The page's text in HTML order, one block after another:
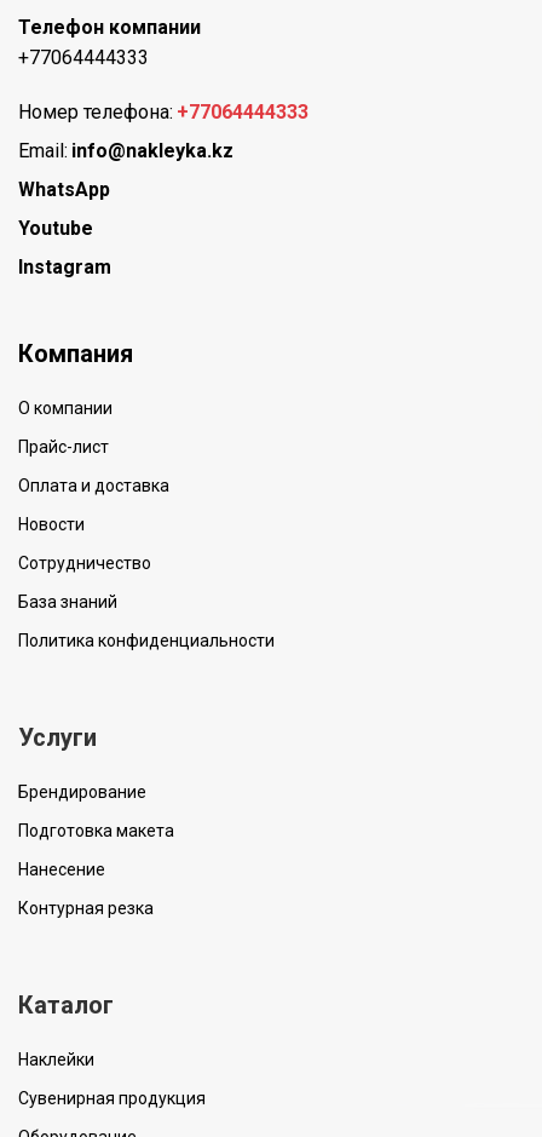
Телефон компании
+77064444333
Номер телефона: +77064444333
Email: info@nakleyka.kz
WhatsApp
Youtube
Instagram
Компания
О компании
Прайс-лист
Оплата и доставка
Новости
Сотрудничество
База знаний
Политика конфиденциальности
Услуги
Брендирование
Подготовка макета
Нанесение
Контурная резка
Каталог
Наклейки
Сувенирная продукция